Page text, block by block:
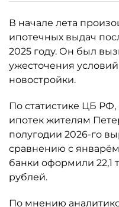
В начале лета
ипотечных выдач
2025 году. Он был
ужесточения
новостройки.
По статистике ЦБ
ипотек жителям
полугодии 2026-го
сравнению с
банки оформили 22,1
рублей.
По мнению